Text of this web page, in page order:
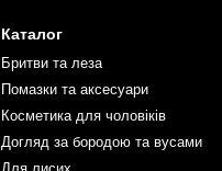
Каталог
Бритви та леза
Помазки та аксесуари
Косметика для чоловіків
Догляд за бородою та вусами